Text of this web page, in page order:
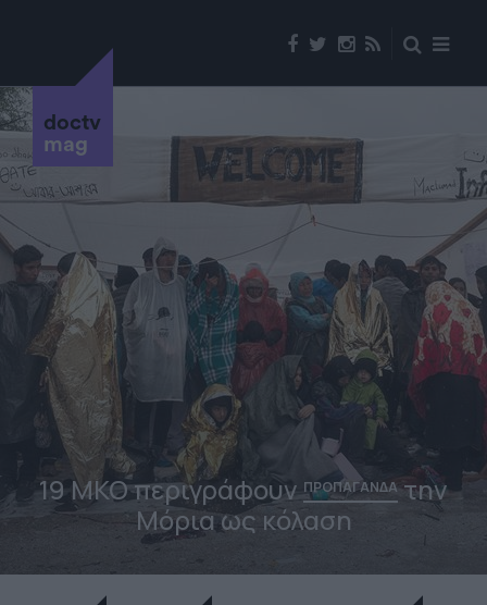
doctv
mag
19 ΜΚΟ περιγράφουνΠΡΟΠΑΓΑΝΔΑτην
Μόρια ως κόλαση